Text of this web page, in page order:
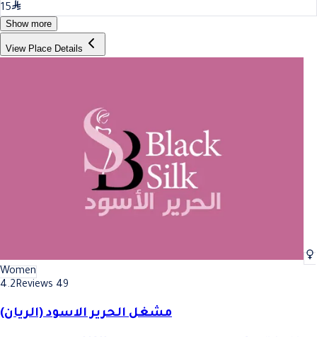
15
Show more
View Place Details
Women
4.2Reviews 49
مشغل الحرير الاسود (الريان)